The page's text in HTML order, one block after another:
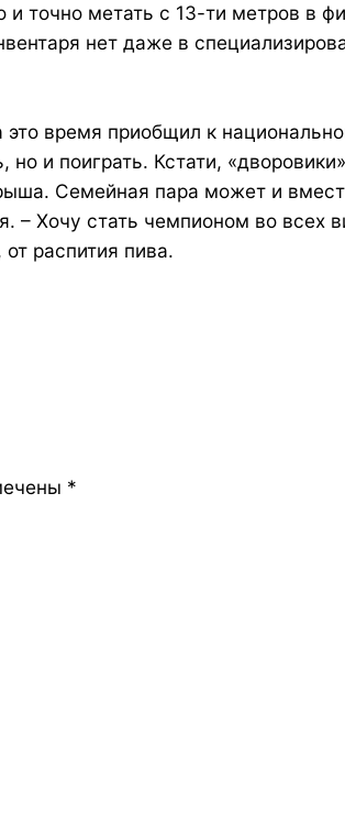
точно метать с 13-ти метров в
нет даже в
время приобщил к
и поиграть. Кстати,
Семейная пара может и
– Хочу стать чемпионом во
распития пива.
*